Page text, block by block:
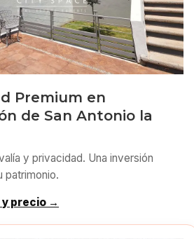
Premium en
de San Antonio la
y privacidad. Una inversión
patrimonio.
precio →